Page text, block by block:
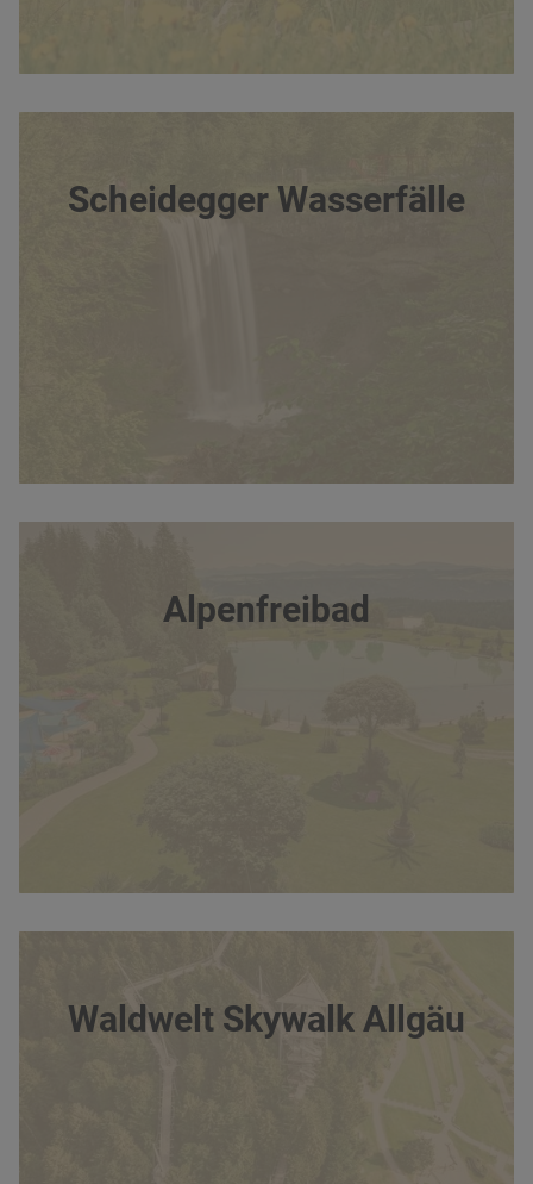
Scheidegger Wasserfälle
Alpenfreibad
Waldwelt Skywalk Allgäu